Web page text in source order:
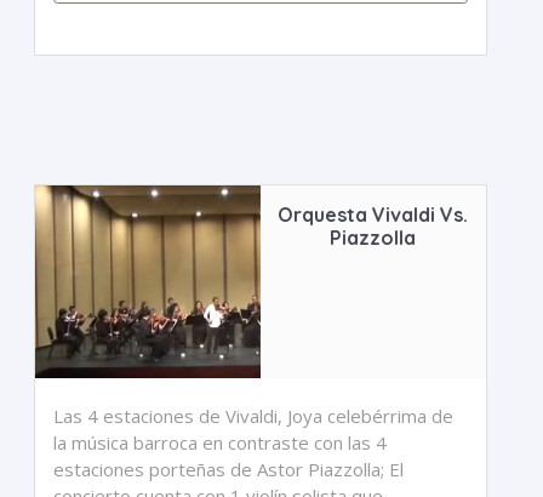
Orquesta Vivaldi Vs.
Piazzolla
Las 4 estaciones de Vivaldi, Joya celebérrima de
la música barroca en contraste con las 4
estaciones porteñas de Astor Piazzolla; El